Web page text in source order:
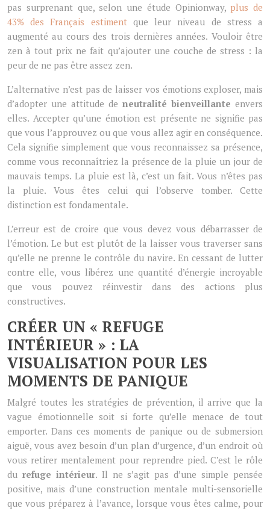
pas surprenant que, selon une étude Opinionway, plus de
43% des Français estimentque leur niveau de stress a
augmenté au cours des trois dernières années. Vouloir être
zen à tout prix ne fait qu’ajouter une couche de stress : la
peur de ne pas être assez zen.
L’alternative n’est pas de laisser vos émotions exploser, mais
d’adopter une attitude de neutralité bienveillante envers
elles. Accepter qu’une émotion est présente ne signifie pas
que vous l’approuvez ou que vous allez agir en conséquence.
Cela signifie simplement que vous reconnaissez sa présence,
comme vous reconnaîtriez la présence de la pluie un jour de
mauvais temps. La pluie est là, c’est un fait. Vous n’êtes pas
la pluie. Vous êtes celui qui l’observe tomber. Cette
distinction est fondamentale.
L’erreur est de croire que vous devez vous débarrasser de
l’émotion. Le but est plutôt de la laisser vous traverser sans
qu’elle ne prenne le contrôle du navire. En cessant de lutter
contre elle, vous libérez une quantité d’énergie incroyable
que vous pouvez réinvestir dans des actions plus
constructives.
CRÉER UN « REFUGE
INTÉRIEUR » : LA
VISUALISATION POUR LES
MOMENTS DE PANIQUE
Malgré toutes les stratégies de prévention, il arrive que la
vague émotionnelle soit si forte qu’elle menace de tout
emporter. Dans ces moments de panique ou de submersion
aiguë, vous avez besoin d’un plan d’urgence, d’un endroit où
vous retirer mentalement pour reprendre pied. C’est le rôle
du refuge intérieur. Il ne s’agit pas d’une simple pensée
positive, mais d’une construction mentale multi-sensorielle
que vous préparez à l’avance, lorsque vous êtes calme, pour